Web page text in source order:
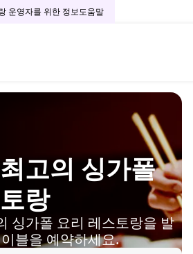
운영자를 위한 정보도움말
고의 싱가폴
랑
싱가폴 요리 레스토랑을 발
블을 예약하세요.